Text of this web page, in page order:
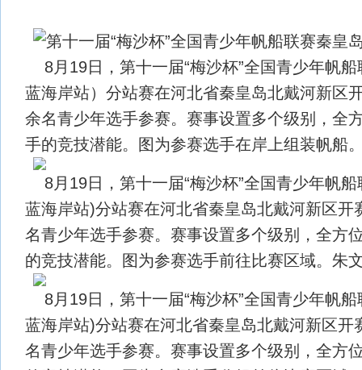
8月19日，第十一届“梅沙杯”全国青少年帆
蓝海岸站）分站赛在河北省秦皇岛北戴河新区
余名青少年选手参赛。赛事设置多个级别，全
手的竞技潜能。图为参赛选手在岸上组装帆船
8月19日，第十一届“梅沙杯”全国青少年帆
蓝海岸站)分站赛在河北省秦皇岛北戴河新区开
名青少年选手参赛。赛事设置多个级别，全方
的竞技潜能。图为参赛选手前往比赛区域。朱
8月19日，第十一届“梅沙杯”全国青少年帆
蓝海岸站)分站赛在河北省秦皇岛北戴河新区开
名青少年选手参赛。赛事设置多个级别，全方